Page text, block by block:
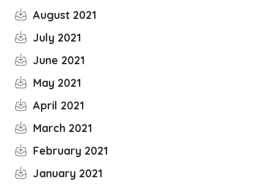
August 2021
July 2021
June 2021
May 2021
April 2021
March 2021
February 2021
January 2021